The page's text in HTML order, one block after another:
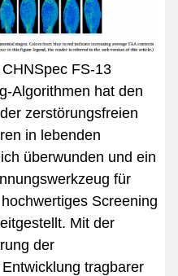
FS-13
Algorithmen hat den
zerstörungsfreien
in lebenden
überwunden und ein
für
Screening
Mit der
der
tragbarer